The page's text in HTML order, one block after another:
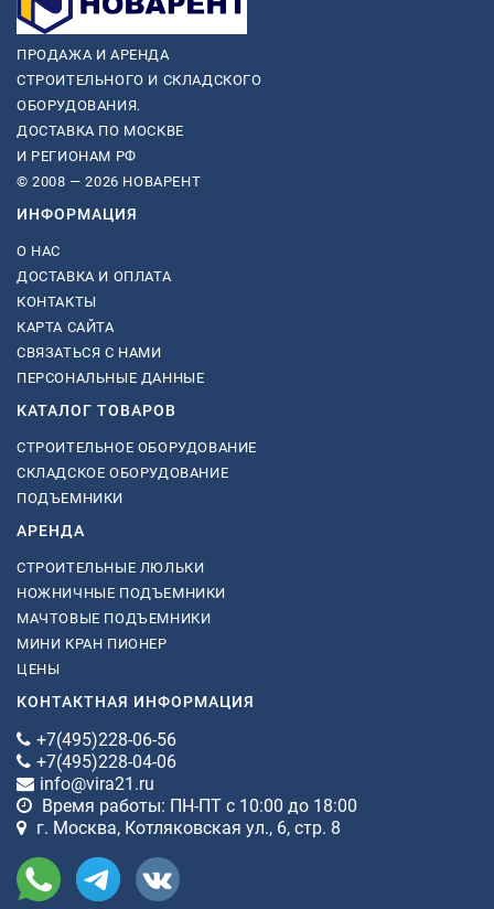
ПРОДАЖА И АРЕНДА
СТРОИТЕЛЬНОГО И СКЛАДСКОГО
ОБОРУДОВАНИЯ.
ДОСТАВКА ПО МОСКВЕ
И РЕГИОНАМ РФ
© 2008 — 2026 НОВАРЕНТ
ИНФОРМАЦИЯ
О НАС
ДОСТАВКА И ОПЛАТА
КОНТАКТЫ
КАРТА САЙТА
СВЯЗАТЬСЯ С НАМИ
ПЕРСОНАЛЬНЫЕ ДАННЫЕ
КАТАЛОГ ТОВАРОВ
СТРОИТЕЛЬНОЕ ОБОРУДОВАНИЕ
СКЛАДСКОЕ ОБОРУДОВАНИЕ
ПОДЪЕМНИКИ
АРЕНДА
СТРОИТЕЛЬНЫЕ ЛЮЛЬКИ
НОЖНИЧНЫЕ ПОДЪЕМНИКИ
МАЧТОВЫЕ ПОДЪЕМНИКИ
МИНИ КРАН ПИОНЕР
ЦЕНЫ
КОНТАКТНАЯ ИНФОРМАЦИЯ
+7(495)228-06-56
+7(495)228-04-06
info@vira21.ru
Время работы: ПН-ПТ с 10:00 до 18:00
г. Москва, Котляковская ул., 6, стр. 8